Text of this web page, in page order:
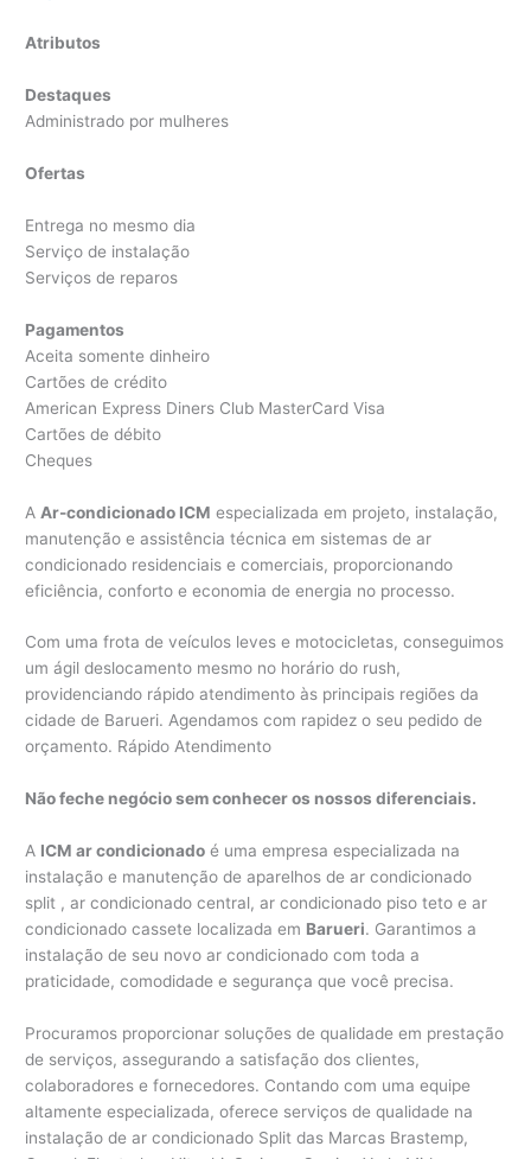
Atributos
Destaques
Administrado por mulheres
Ofertas
Entrega no mesmo dia
Serviço de instalação
Serviços de reparos
Pagamentos
Aceita somente dinheiro
Cartões de crédito
American Express Diners Club MasterCard Visa
Cartões de débito
Cheques
A Ar-condicionado ICM especializada em projeto, instalação,
manutenção e assistência técnica em sistemas de ar
condicionado residenciais e comerciais, proporcionando
eficiência, conforto e economia de energia no processo.
Com uma frota de veículos leves e motocicletas, conseguimos
um ágil deslocamento mesmo no horário do rush,
providenciando rápido atendimento às principais regiões da
cidade de Barueri. Agendamos com rapidez o seu pedido de
orçamento. Rápido Atendimento
Não feche negócio sem conhecer os nossos diferenciais.
A ICM ar condicionado é uma empresa especializada na
instalação e manutenção de aparelhos de ar condicionado
split , ar condicionado central, ar condicionado piso teto e ar
condicionado cassete localizada em Barueri. Garantimos a
instalação de seu novo ar condicionado com toda a
praticidade, comodidade e segurança que você precisa.
Procuramos proporcionar soluções de qualidade em prestação
de serviços, assegurando a satisfação dos clientes,
colaboradores e fornecedores. Contando com uma equipe
altamente especializada, oferece serviços de qualidade na
instalação de ar condicionado Split das Marcas Brastemp,